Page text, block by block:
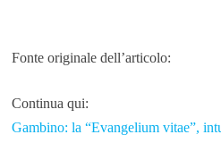
Fonte originale dell’articolo:
Continua qui:
Gambino: la “Evangelium vitae”,